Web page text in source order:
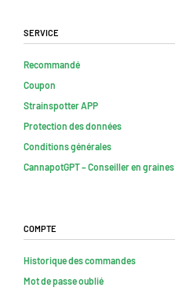
Service
Recommandé
Coupon
Strainspotter APP
Protection des données
Conditions générales
CannapotGPT – Conseiller en graines
Compte
Historique des commandes
Mot de passe oublié